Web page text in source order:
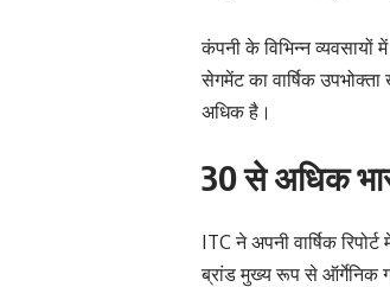
कंपनी के विभिन्न व्यवसायों
सेगमेंट का वार्षिक उपभोक्ता
अधिक है।
30 से अधिक
ITC ने अपनी वार्षिक
ब्रांड मुख्य रूप से ऑर्गेनिक